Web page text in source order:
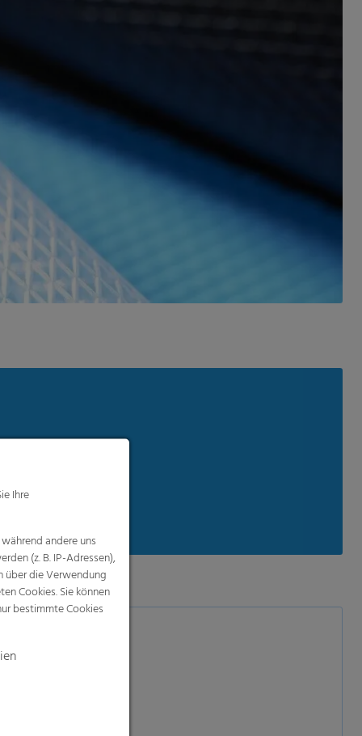
Ihre
andere uns
(z. B. IP-Adressen),
über die Verwendung
Cookies. Sie können
bestimmte Cookies